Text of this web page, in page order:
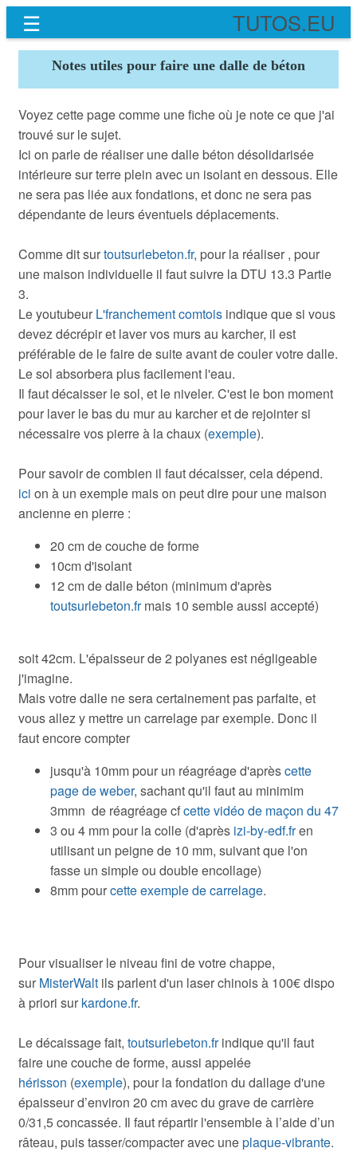
☰ TUTOS.EU
Notes utiles pour faire une dalle de béton
Voyez cette page comme une fiche où je note ce que j'ai
trouvé sur le sujet.
Ici on parle de réaliser une dalle béton désolidarisée
intérieure sur terre plein avec un isolant en dessous. Elle
ne sera pas liée aux fondations, et donc ne sera pas
dépendante de leurs éventuels déplacements.
Comme dit surtoutsurlebeton.fr, pour la réaliser , pour
une maison individuelle il faut suivre la DTU 13.3 Partie
3.
Le youtubeur L'franchement comtois indique que si vous
devez décrépir et laver vos murs au karcher, il est
préférable de le faire de suite avant de couler votre dalle.
Le sol absorbera plus facilement l'eau.
Il faut décaisser le sol, et le niveler. C'est le bon moment
pour laver le bas du mur au karcher et de rejointer si
nécessaire vos pierre à la chaux (exemple).
Pour savoir de combien il faut décaisser, cela dépend.
ici on à un exemple mais on peut dire pour une maison
ancienne en pierre :
20 cm de couche de forme
10cm d'isolant
12 cm de dalle béton (minimum d'après
toutsurlebeton.frmais 10 semble aussi accepté)
soit 42cm. L'épaisseur de 2 polyanes est négligeable
j'imagine.
Mais votre dalle ne sera certainement pas parfaite, et
vous allez y mettre un carrelage par exemple. Donc il
faut encore compter
jusqu'à 10mm pour un réagréage d'aprèscette
page de weber, sachant qu'il faut au minimim
3mmn de réagréage cfcette vidéo de maçon du 47
3 ou 4 mm pour la colle (d'après izi-by-edf.fren
utilisant un peigne de 10 mm, suivant que l'on
fasse un simple ou double encollage)
8mm pourcette exemple de carrelage.
Pour visualiser le niveau fini de votre chappe,
sur MisterWalt ils parlent d'un laser chinois à 100€ dispo
à priori sur kardone.fr.
Le décaissage fait, toutsurlebeton.frindique qu'il faut
faire une couche de forme, aussi appelée
hérisson (exemple), pour la fondation du dallage d'une
épaisseur d’environ 20 cm avec du grave de carrière
0/31,5 concassée. Il faut répartir l'ensemble à l’aide d’un
râteau, puis tasser/compacter avec uneplaque-vibrante.